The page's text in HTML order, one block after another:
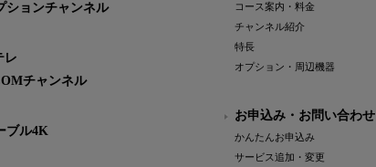
ションチャンネル
レ
チャンネル
ブル4K
コース案内・料金
チャンネル紹介
特長
オプション・周辺機器
お申込み・お問い合わせ
かんたんお申込み
サービス追加・変更